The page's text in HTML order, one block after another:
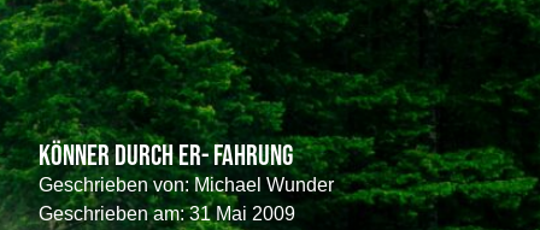
Könner durch Er- Fahrung
Geschrieben von: Michael Wunder
Geschrieben am: 31 Mai 2009